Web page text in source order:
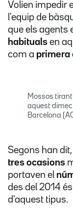
Volien impedir
l'equip de
que els agents
habituals en
com a primera
Mossos
aquest
Barcelona
Segons han
tres ocasions
portaven el
des del 2014
d'aquest tipus.